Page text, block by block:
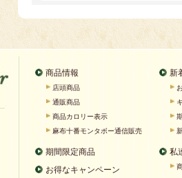
商品情報
店頭商品
通販商品
商品カロリー表示
麻布十番モンタボー通信販売
期間限定商品
お得なキャンペーン
新
私